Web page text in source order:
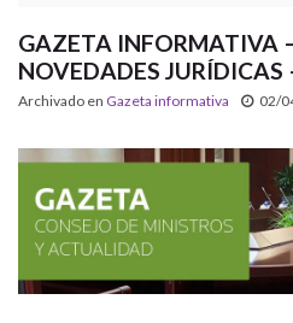
GAZETA INFORMATIVA
NOVEDADES JURÍDICAS
Archivado en Gazeta informativa 02/